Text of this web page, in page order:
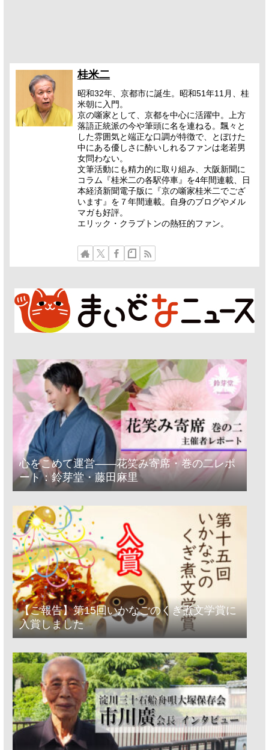
桂米二
昭和32年、京都市に誕生。昭和51年11月、桂
米朝に入門。
京の噺家として、京都を中心に活躍中。上方
落語正統派の今や筆頭に名を連ねる。飄々と
した雰囲気と端正な口調が特徴で、とぼけた
中にある優しさに酔いしれるファンは老若男
女問わない。
文筆活動にも精力的に取り組み、大阪新聞に
コラム『桂米二の各駅停車』を4年間連載、日
本経済新聞電子版に『京の噺家桂米二でござ
います』を７年間連載。自身のブログやメル
マガも好評。
エリック・クラプトンの熱狂的ファン。
心をこめて運営――花笑み寄席・巻の二レポ
ート：鈴芽堂・藤田麻里
【ご報告】第15回いかなごのくぎ煮文学賞に
入賞しました